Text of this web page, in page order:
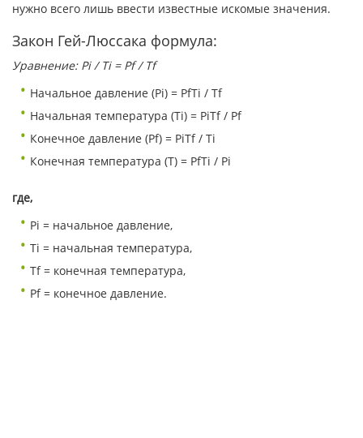
нужно всего лишь ввести известные искомые значения.
Закон Гей-Люссака формула:
Уравнение: Pi / Ti = Рf / Тf
Начальное давление (Pi) = PfTi / Tf
Начальная температура (Ti) = PiTf / Pf
Конечное давление (Pf) = PiTf / Ti
Конечная температура (T) = PfTi / Pi
где,
Pi = начальное давление,
Ti = начальная температура,
Tf = конечная температура,
Pf = конечное давление.